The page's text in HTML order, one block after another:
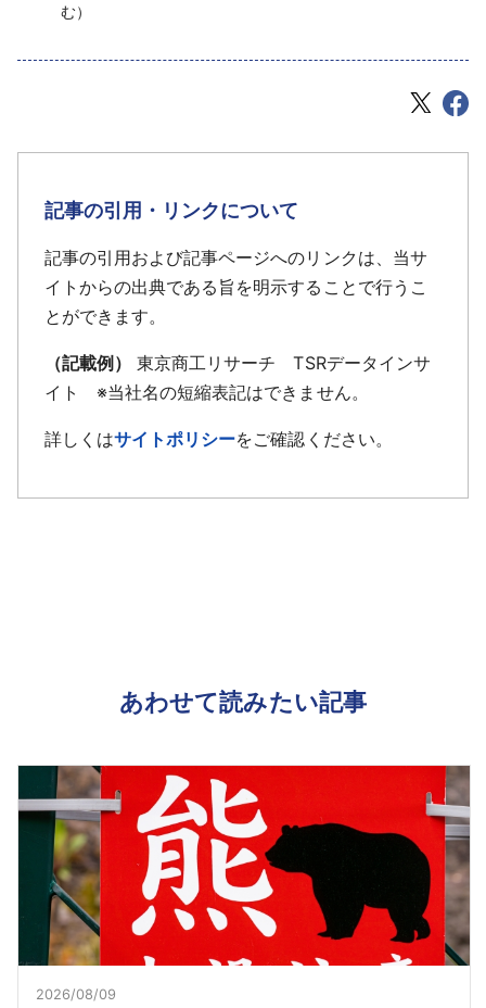
む）
記事の引用・リンクについて
記事の引用および記事ページへのリンクは、当サ
イトからの出典である旨を明示することで行うこ
とができます。
（記載例）
東京商工リサーチ TSRデータインサ
イト ※当社名の短縮表記はできません。
詳しくはサイトポリシーをご確認ください。
あわせて読みたい記事
2026/08/09